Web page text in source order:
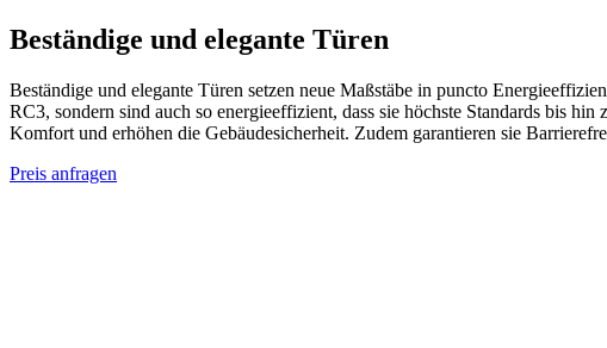
Beständige und elegante Türen
Beständige und elegante Türen setzen neue Maßstäbe in puncto
RC3, sondern sind auch so energieeffizient, dass sie höchste Standards bis
Komfort und erhöhen die Gebäudesicherheit. Zudem garantieren sie
Preis anfragen